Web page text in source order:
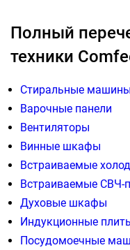
Полный
техники
Стиральные машины
Варочные панели
Вентиляторы
Винные шкафы
Встраиваемые
Встраиваемые СВЧ-
Духовые шкафы
Индукционные
Посудомоечные